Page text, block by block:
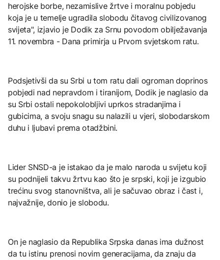
herojske borbe, nezamislive žrtve i moralnu pobjedu
koja je u temelje ugradila slobodu čitavog civilizovanog
svijeta", izjavio je Dodik za Srnu povodom obilježavanja
11. novembra - Dana primirja u Prvom svjetskom ratu.
Podsjetivši da su Srbi u tom ratu dali ogroman doprinos
pobjedi nad nepravdom i tiranijom, Dodik je naglasio da
su Srbi ostali nepokolobljivi uprkos stradanjima i
gubicima, a svoju snagu su nalazili u vjeri, slobodarskom
duhu i ljubavi prema otadžbini.
Lider SNSD-a je istakao da je malo naroda u svijetu koji
su podnijeli takvu žrtvu kao što je srpski, koji je izgubio
trećinu svog stanovništva, ali je sačuvao obraz i čast i,
najvažnije, donio je slobodu.
On je naglasio da Republika Srpska danas ima dužnost
da tu istinu prenosi novim generacijama, da znaju da